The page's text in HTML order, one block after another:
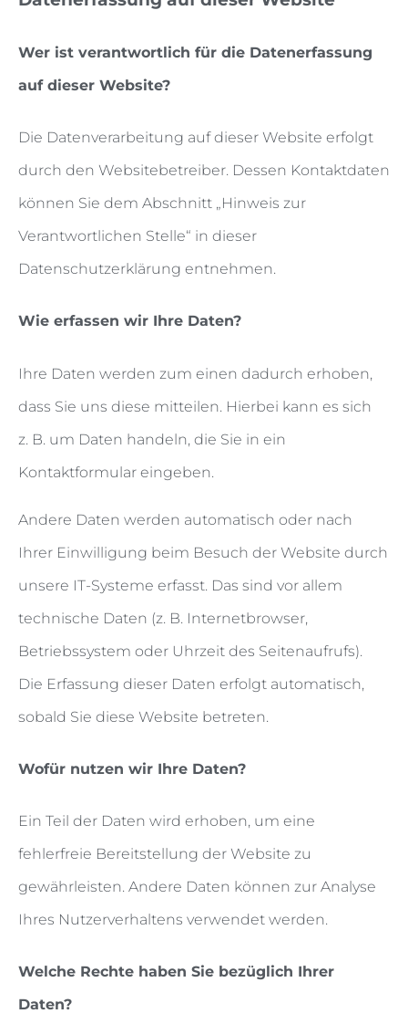
Wer ist verantwortlich für die Datenerfassung
auf dieser Website?
Die Datenverarbeitung auf dieser Website erfolgt
durch den Websitebetreiber. Dessen Kontaktdaten
können Sie dem Abschnitt „Hinweis zur
Verantwortlichen Stelle“ in dieser
Datenschutzerklärung entnehmen.
Wie erfassen wir Ihre Daten?
Ihre Daten werden zum einen dadurch erhoben,
dass Sie uns diese mitteilen. Hierbei kann es sich
z. B. um Daten handeln, die Sie in ein
Kontaktformular eingeben.
Andere Daten werden automatisch oder nach
Ihrer Einwilligung beim Besuch der Website durch
unsere IT-Systeme erfasst. Das sind vor allem
technische Daten (z. B. Internetbrowser,
Betriebssystem oder Uhrzeit des Seitenaufrufs).
Die Erfassung dieser Daten erfolgt automatisch,
sobald Sie diese Website betreten.
Wofür nutzen wir Ihre Daten?
Ein Teil der Daten wird erhoben, um eine
fehlerfreie Bereitstellung der Website zu
gewährleisten. Andere Daten können zur Analyse
Ihres Nutzerverhaltens verwendet werden.
Welche Rechte haben Sie bezüglich Ihrer
Daten?